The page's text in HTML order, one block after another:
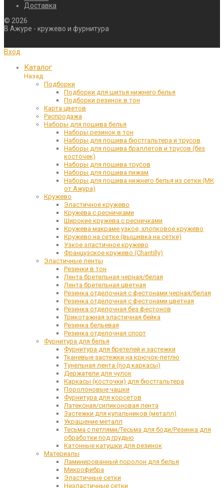
Доставка
© 2026
В Ажуре - кружево и фурнитура
Вход
Каталог
Назад
Подборки
Подборки для шитья нижнего белья
Подборки резинок в тон
Карта цветов
Распродажа
Наборы для пошива белья
Наборы резинок в тон
Наборы для пошива бюстгальтера и трусов
Наборы для пошива браллетов и трусов (без
косточек)
Наборы для пошива трусов
Наборы для пошива пижам
Наборы для пошива нижнего белья из сетки (МК
от Ажура)
Кружево
Эластичное кружево
Кружева с ресничками
Широкие кружева с ресничками
Кружева макраме узкое, хлопковое кружево
Кружево на сетке (вышивка на сетке)
Узкое эластичное кружево
Французское кружево (Chantilly)
Эластичные ленты
Резинки в тон
Лента бретельная черная/белая
Лента бретельная цветная
Резинка отделочная с фестонами черная/белая
Резинка отделочная с фестонами цветная
Резинка отделочная без фестонов
Трикотажная эластичная бейка
Резинка бельевая
Резинка отделочная спорт
Фурнитура для белья
Фурнитура для бретелей и застежки
Тканевые застежки на крючок-петлю
Тунельная лента (под каркасы)
Держатели для чулок
Каркасы (косточки) для бюстгальтера
Поролоновые чашки
Фурнитура для корсетов
Латексная/силиконовая лента
Застежки для купальников (металл)
Украшение металл
Тесьма с петлями/Тесьма для боди/Резинка для
обработки под грудью
Катонные катушки для резинок
Материалы
Ламинированный поролон для белья
Микрофибра
Эластичные сетки
Неэластичные сетки